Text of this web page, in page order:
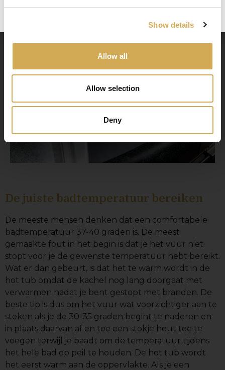
Show details
Allow all
Allow selection
Deny
De juiste badtemperatuur bereiken
De meeste mensen denken dat een comfortabele
badtemperatuur 37-40 graden is. De meest
gemaakte fout in het begin is dat je het vuur niet
stopt voor je de gewenste temperatuur hebt bereikt.
Wat er dan gebeurt, is dat het te warm wordt in de
hot tub omdat de kachel nog lang doorgaat met
verwarmen nadat je bent gestopt met branden. De
beste tip is dus om het vuur wat voorzichtiger aan te
steken als je de 30-35 graden begint te naderen en
in plaats daarvan af en toe een stokje hout toe te
voegen terwijl je baadt om de temperatuur tijdens
het hele bad op peil te houden. De hot tub wordt
het eerst warm aan de oppervlakte. Als je een